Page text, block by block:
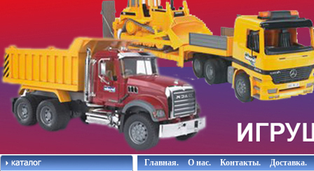
Главная. О нас. Контакты. Доставка.